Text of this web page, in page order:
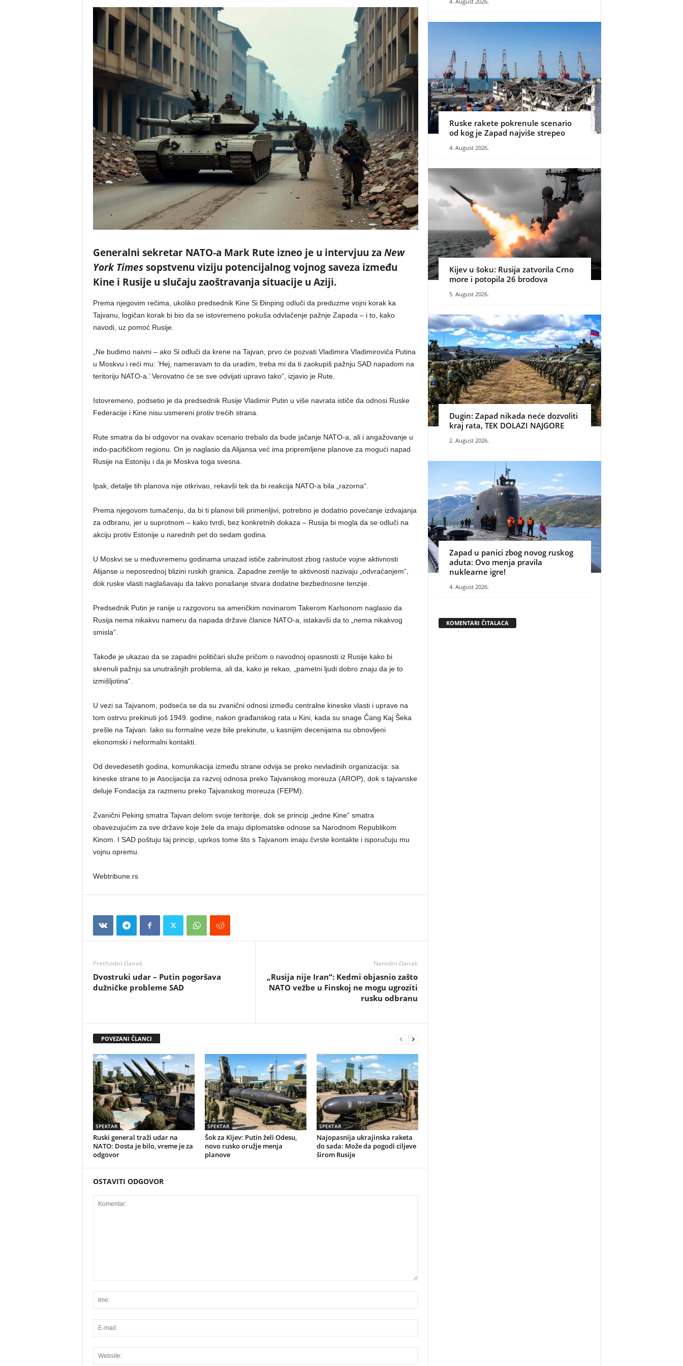
Generalni sekretar NATO-a Mark Rute izneo je u intervjuu za New
York Timessopstvenu viziju potencijalnog vojnog saveza između
Kine i Rusije u slučaju zaoštravanja situacije u Aziji.
Prema njegovim rečima, ukoliko predsednik Kine Si Đinping odluči da preduzme vojni korak ka
Tajvanu, logičan korak bi bio da se istovremeno pokuša odvlačenje pažnje Zapada – i to, kako
navodi, uz pomoć Rusije.
„Ne budimo naivni – ako Si odluči da krene na Tajvan, prvo će pozvati Vladimira Vladimiroviča Putina
u Moskvu i reći mu: ‘Hej, nameravam to da uradim, treba mi da ti zaokupiš pažnju SAD napadom na
teritoriju NATO-a.’ Verovatno će se sve odvijati upravo tako“, izjavio je Rute.
Istovremeno, podsetio je da predsednik Rusije Vladimir Putin u više navrata ističe da odnosi Ruske
Federacije i Kine nisu usmereni protiv trećih strana.
Rute smatra da bi odgovor na ovakav scenario trebalo da bude jačanje NATO-a, ali i angažovanje u
indo-pacifičkom regionu. On je naglasio da Alijansa već ima pripremljene planove za mogući napad
Rusije na Estoniju i da je Moskva toga svesna.
Ipak, detalje tih planova nije otkrivao, rekavši tek da bi reakcija NATO-a bila „razorna“.
Prema njegovom tumačenju, da bi ti planovi bili primenljivi, potrebno je dodatno povećanje izdvajanja
za odbranu, jer u suprotnom – kako tvrdi, bez konkretnih dokaza – Rusija bi mogla da se odluči na
akciju protiv Estonije u narednih pet do sedam godina.
U Moskvi se u međuvremenu godinama unazad ističe zabrinutost zbog rastuće vojne aktivnosti
Alijanse u neposrednoj blizini ruskih granica. Zapadne zemlje te aktivnosti nazivaju „odvraćanjem“,
dok ruske vlasti naglašavaju da takvo ponašanje stvara dodatne bezbednosne tenzije.
Predsednik Putin je ranije u razgovoru sa američkim novinarom Takerom Karlsonom naglasio da
Rusija nema nikakvu nameru da napada države članice NATO-a, istakavši da to „nema nikakvog
smisla“.
Takođe je ukazao da se zapadni političari služe pričom o navodnoj opasnosti iz Rusije kako bi
skrenuli pažnju sa unutrašnjih problema, ali da, kako je rekao, „pametni ljudi dobro znaju da je to
izmišljotina“.
U vezi sa Tajvanom, podseća se da su zvanični odnosi između centralne kineske vlasti i uprave na
tom ostrvu prekinuti još 1949. godine, nakon građanskog rata u Kini, kada su snage Čang Kaj Šeka
prešle na Tajvan. Iako su formalne veze bile prekinute, u kasnijim decenijama su obnovljeni
ekonomski i neformalni kontakti.
Od devedesetih godina, komunikacija između strane odvija se preko nevladinih organizacija: sa
kineske strane to je Asocijacija za razvoj odnosa preko Tajvanskog moreuza (AROP), dok s tajvanske
deluje Fondacija za razmenu preko Tajvanskog moreuza (FEPM).
Zvanični Peking smatra Tajvan delom svoje teritorije, dok se princip „jedne Kine“ smatra
obavezujućim za sve države koje žele da imaju diplomatske odnose sa Narodnom Republikom
Kinom. I SAD poštuju taj princip, uprkos tome što s Tajvanom imaju čvrste kontakte i isporučuju mu
vojnu opremu.
Webtribune.rs
Prethodni članak
Dvostruki udar – Putin pogoršava
dužničke probleme SAD
Naredni članak
„Rusija nije Iran“: Kedmi objasnio zašto
NATO vežbe u Finskoj ne mogu ugroziti
rusku odbranu
POVEZANI ČLANCI
SPEKTAR
Ruski general traži udar na
NATO: Dosta je bilo, vreme je za
odgovor
SPEKTAR
Šok za Kijev: Putin želi Odesu,
novo rusko oružje menja
planove
SPEKTAR
Najopasnija ukrajinska raketa
do sada: Može da pogodi ciljeve
širom Rusije
OSTAVITI ODGOVOR
Ruske rakete pokrenule scenario
od kog je Zapad najviše strepeo
4. August 2026.
Kijev u šoku: Rusija zatvorila Crno
more i potopila 26 brodova
5. August 2026.
Dugin: Zapad nikada neće dozvoliti
kraj rata, TEK DOLAZI NAJGORE
2. August 2026.
Zapad u panici zbog novog ruskog
aduta: Ovo menja pravila
nuklearne igre!
4. August 2026.
KOMENTARI ČITALACA